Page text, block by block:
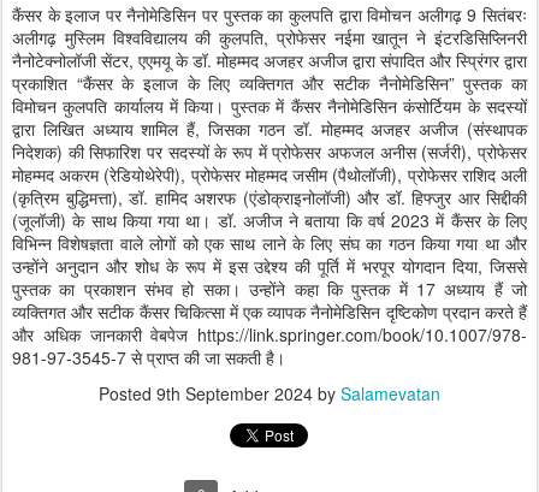
कैंसर के इलाज पर नैनोमेडिसिन पर पुस्तक का कुलपति द्वारा विमोचन अलीगढ़ 9 सितंबरः
अलीगढ़ मुस्लिम विश्वविद्यालय की कुलपति, प्रोफेसर नईमा खातून ने इंटरडिसिप्लिनरी
नैनोटेक्नोलॉजी सेंटर, एएमयू के डॉ. मोहम्मद अजहर अजीज द्वारा संपादित और स्प्रिंगर द्वारा
प्रकाशित “कैंसर के इलाज के लिए व्यक्तिगत और सटीक नैनोमेडिसिन” पुस्तक का
विमोचन कुलपति कार्यालय में किया। पुस्तक में कैंसर नैनोमेडिसिन कंसोर्टियम के सदस्यों
द्वारा लिखित अध्याय शामिल हैं, जिसका गठन डॉ. मोहम्मद अजहर अजीज (संस्थापक
निदेशक) की सिफारिश पर सदस्यों के रूप में प्रोफेसर अफजल अनीस (सर्जरी), प्रोफेसर
मोहम्मद अकरम (रेडियोथेरेपी), प्रोफेसर मोहम्मद जसीम (पैथोलॉजी), प्रोफेसर राशिद अली
(कृत्रिम बुद्धिमत्ता), डॉ. हामिद अशरफ (एंडोक्राइनोलॉजी) और डॉ. हिफ्जुर आर सिद्दीकी
(जूलॉजी) के साथ किया गया था। डॉ. अजीज ने बताया कि वर्ष 2023 में कैंसर के लिए
विभिन्न विशेषज्ञता वाले लोगों को एक साथ लाने के लिए संघ का गठन किया गया था और
उन्होंने अनुदान और शोध के रूप में इस उद्देश्य की पूर्ति में भरपूर योगदान दिया, जिससे
पुस्तक का प्रकाशन संभव हो सका। उन्होंने कहा कि पुस्तक में 17 अध्याय हैं जो
व्यक्तिगत और सटीक कैंसर चिकित्सा में एक व्यापक नैनोमेडिसिन दृष्टिकोण प्रदान करते हैं
और अधिक जानकारी वेबपेज https://link.springer.com/book/10.1007/978-
981-97-3545-7 से प्राप्त की जा सकती है।
Posted 9th September 2024 by Salamevatan